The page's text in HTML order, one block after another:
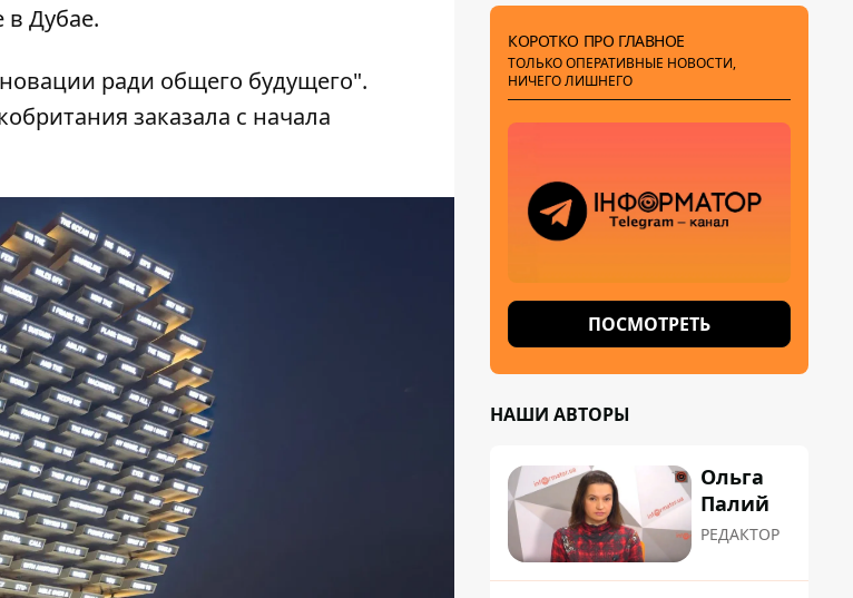
Дубае.
ради общего будущего".
заказала с начала
КОРОТКО ПРО ГЛАВНОЕ
ТОЛЬКО ОПЕРАТИВНЫЕ НОВОСТИ,
НИЧЕГО ЛИШНЕГО
ПОСМОТРЕТЬ
НАШИ АВТОРЫ
Ольга
Палий
РЕДАКТОР